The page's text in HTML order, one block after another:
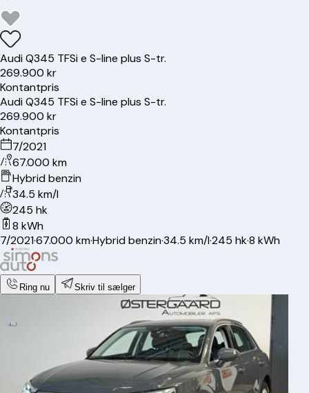
AudiQ345 TFSi e S-line plus S-tr.
269.900 kr
Kontantpris
AudiQ345 TFSi e S-line plus S-tr.
269.900 kr
Kontantpris
7/2021
67.000 km
Hybrid benzin
34.5 km/l
245 hk
8 kWh
7/2021·67.000 km·Hybrid benzin·34.5 km/l·245 hk·8 kWh
Ring nu Skriv til sælger